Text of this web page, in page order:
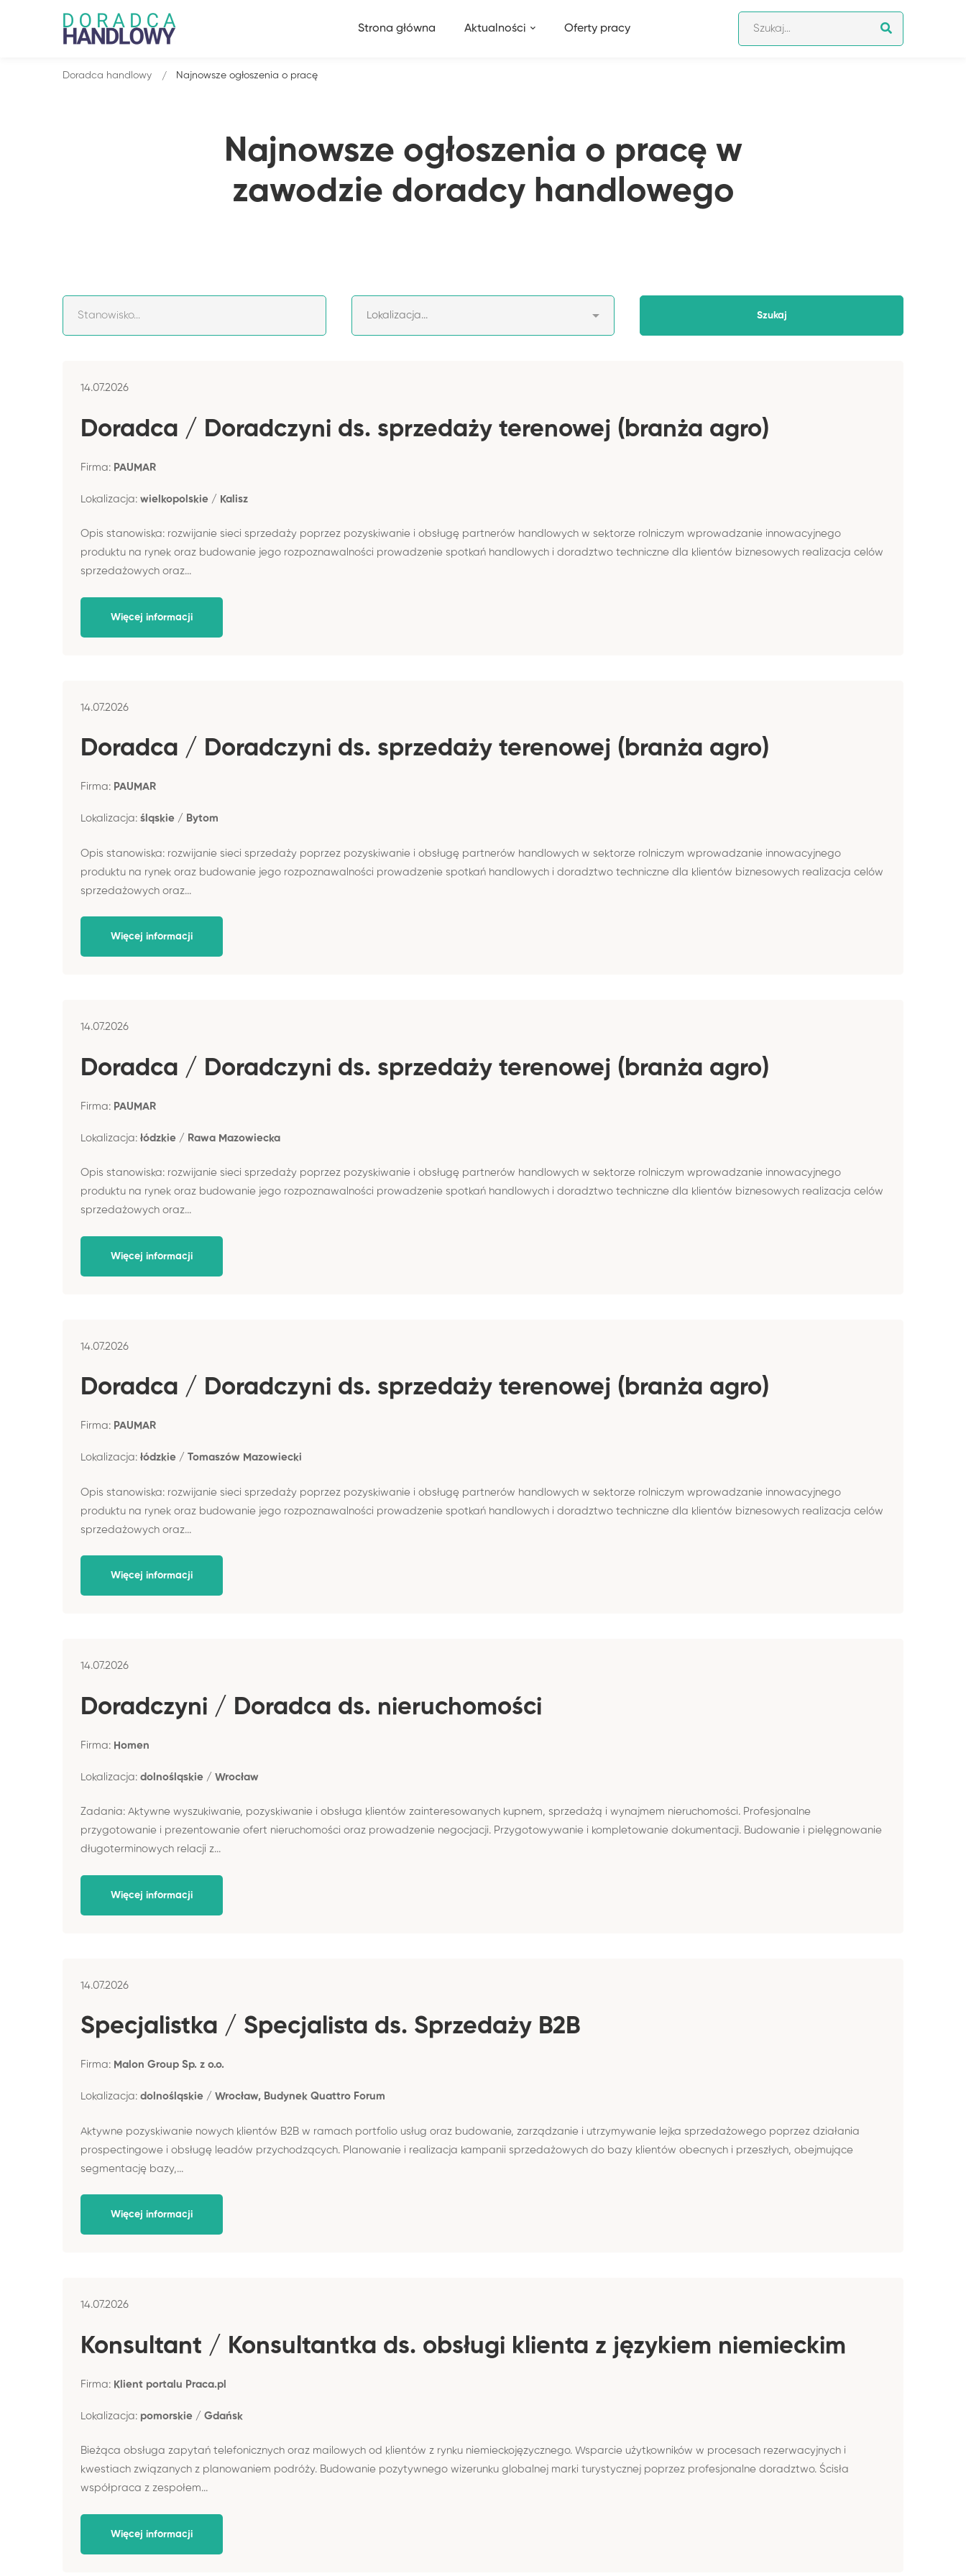
Strona główna Aktualności Oferty pracy
Najnowsze ogłoszenia o pracę w
zawodzie doradcy handlowego
Doradca handlowy Najnowsze ogłoszenia o pracę
14.07.2026
Doradca / Doradczyni ds. sprzedaży terenowej (branża agro)
Firma: PAUMAR
Lokalizacja: wielkopolskie / Kalisz
Opis stanowiska: rozwijanie sieci sprzedaży poprzez pozyskiwanie i obsługę partnerów handlowych w sektorze rolniczym wprowadzanie innowacyjnego
produktu na rynek oraz budowanie jego rozpoznawalności prowadzenie spotkań handlowych i doradztwo techniczne dla klientów biznesowych realizacja celów
sprzedażowych oraz...
Więcej informacji
14.07.2026
Doradca / Doradczyni ds. sprzedaży terenowej (branża agro)
Firma: PAUMAR
Lokalizacja: śląskie / Bytom
Opis stanowiska: rozwijanie sieci sprzedaży poprzez pozyskiwanie i obsługę partnerów handlowych w sektorze rolniczym wprowadzanie innowacyjnego
produktu na rynek oraz budowanie jego rozpoznawalności prowadzenie spotkań handlowych i doradztwo techniczne dla klientów biznesowych realizacja celów
sprzedażowych oraz...
Więcej informacji
14.07.2026
Doradca / Doradczyni ds. sprzedaży terenowej (branża agro)
Firma: PAUMAR
Lokalizacja: łódzkie / Rawa Mazowiecka
Opis stanowiska: rozwijanie sieci sprzedaży poprzez pozyskiwanie i obsługę partnerów handlowych w sektorze rolniczym wprowadzanie innowacyjnego
produktu na rynek oraz budowanie jego rozpoznawalności prowadzenie spotkań handlowych i doradztwo techniczne dla klientów biznesowych realizacja celów
sprzedażowych oraz...
Więcej informacji
14.07.2026
Doradca / Doradczyni ds. sprzedaży terenowej (branża agro)
Firma: PAUMAR
Lokalizacja: łódzkie / Tomaszów Mazowiecki
Opis stanowiska: rozwijanie sieci sprzedaży poprzez pozyskiwanie i obsługę partnerów handlowych w sektorze rolniczym wprowadzanie innowacyjnego
produktu na rynek oraz budowanie jego rozpoznawalności prowadzenie spotkań handlowych i doradztwo techniczne dla klientów biznesowych realizacja celów
sprzedażowych oraz...
Więcej informacji
14.07.2026
Doradczyni / Doradca ds. nieruchomości
Firma: Homen
Lokalizacja: dolnośląskie / Wrocław
Zadania: Aktywne wyszukiwanie, pozyskiwanie i obsługa klientów zainteresowanych kupnem, sprzedażą i wynajmem nieruchomości. Profesjonalne
przygotowanie i prezentowanie ofert nieruchomości oraz prowadzenie negocjacji. Przygotowywanie i kompletowanie dokumentacji. Budowanie i pielęgnowanie
długoterminowych relacji z...
Więcej informacji
14.07.2026
Specjalistka / Specjalista ds. Sprzedaży B2B
Firma: Malon Group Sp. z o.o.
Lokalizacja: dolnośląskie / Wrocław, Budynek Quattro Forum
Aktywne pozyskiwanie nowych klientów B2B w ramach portfolio usług oraz budowanie, zarządzanie i utrzymywanie lejka sprzedażowego poprzez działania
prospectingowe i obsługę leadów przychodzących. Planowanie i realizacja kampanii sprzedażowych do bazy klientów obecnych i przeszłych, obejmujące
segmentację bazy,...
Więcej informacji
14.07.2026
Konsultant / Konsultantka ds. obsługi klienta z językiem niemieckim
Firma: Klient portalu Praca.pl
Lokalizacja: pomorskie / Gdańsk
Bieżąca obsługa zapytań telefonicznych oraz mailowych od klientów z rynku niemieckojęzycznego. Wsparcie użytkowników w procesach rezerwacyjnych i
kwestiach związanych z planowaniem podróży. Budowanie pozytywnego wizerunku globalnej marki turystycznej poprzez profesjonalne doradztwo. Ścisła
współpraca z zespołem...
Więcej informacji